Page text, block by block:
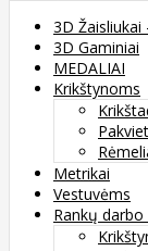
3D Žaisliukai
3D Gaminiai
MEDALIAI
Krikštynoms
Metrikai
Vestuvėms
Rankų